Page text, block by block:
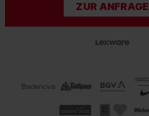
ZUR ANFRAGE